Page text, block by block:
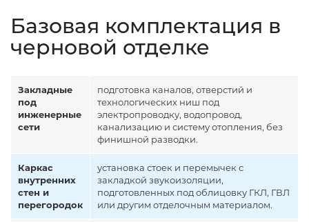
Базовая комплектация в
черновой отделке
Закладные
под
инженерные
сети
подготовка каналов, отверстий и
технологических ниш под
электропроводку, водопровод,
канализацию и систему отопления, без
финишной разводки.
Каркас
внутренних
стен и
перегородок
установка стоек и перемычек с
закладкой звукоизоляции,
подготовленных под облицовку ГКЛ, ГВЛ
или другим отделочным материалом.